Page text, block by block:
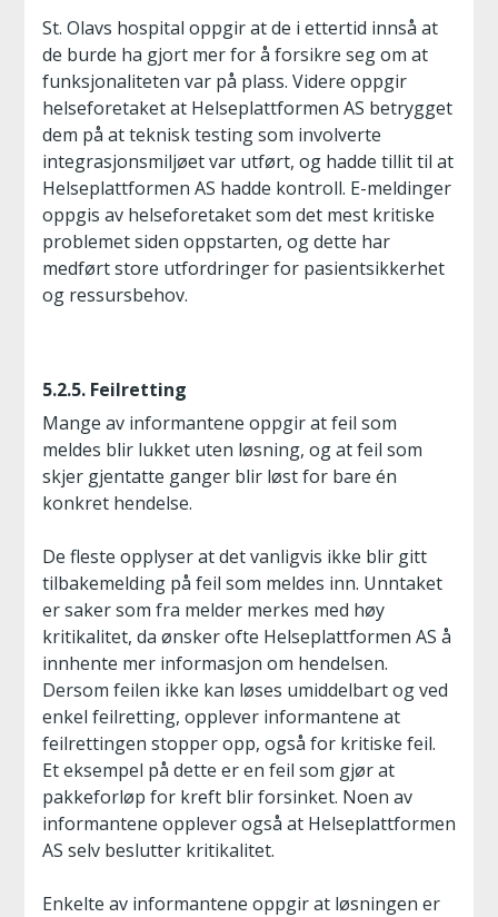
St. Olavs hospital oppgir at de i ettertid innså at
de burde ha gjort mer for å forsikre seg om at
funksjonaliteten var på plass. Videre oppgir
helseforetaket at Helseplattformen AS betrygget
dem på at teknisk testing som involverte
integrasjonsmiljøet var utført, og hadde tillit til at
Helseplattformen AS hadde kontroll. E-meldinger
oppgis av helseforetaket som det mest kritiske
problemet siden oppstarten, og dette har
medført store utfordringer for pasientsikkerhet
og ressursbehov.
5.2.5. Feilretting
Mange av informantene oppgir at feil som
meldes blir lukket uten løsning, og at feil som
skjer gjentatte ganger blir løst for bare én
konkret hendelse.
De fleste opplyser at det vanligvis ikke blir gitt
tilbakemelding på feil som meldes inn. Unntaket
er saker som fra melder merkes med høy
kritikalitet, da ønsker ofte Helseplattformen AS å
innhente mer informasjon om hendelsen.
Dersom feilen ikke kan løses umiddelbart og ved
enkel feilretting, opplever informantene at
feilrettingen stopper opp, også for kritiske feil.
Et eksempel på dette er en feil som gjør at
pakkeforløp for kreft blir forsinket. Noen av
informantene opplever også at Helseplattformen
AS selv beslutter kritikalitet.
Enkelte av informantene oppgir at løsningen er